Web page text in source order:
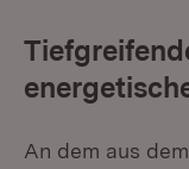
An dem aus